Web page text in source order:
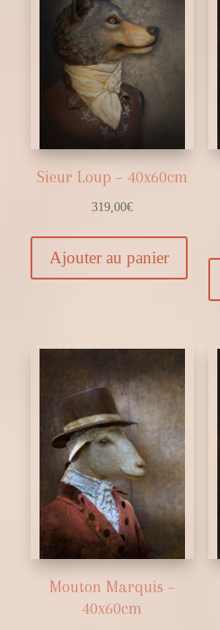
Sieur Loup – 40x60cm
319,00€
Ajouter au panier
Mouton Marquis –
40x60cm